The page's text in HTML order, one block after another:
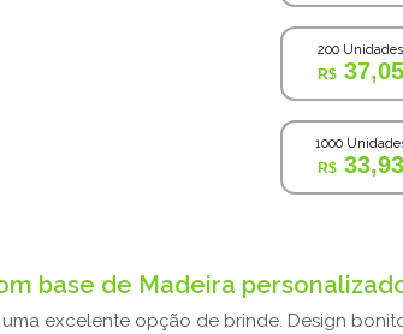
200 Unidades
37,05
1000
33,93
base de Madeira
excelente opção de brinde. Design